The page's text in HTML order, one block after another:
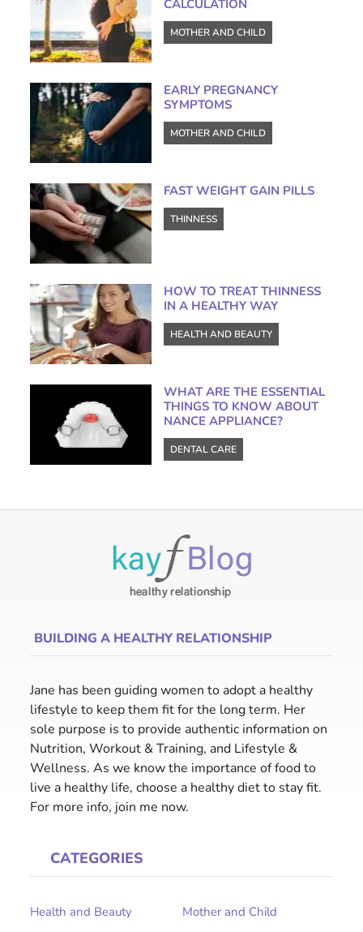
CALCULATION
MOTHER AND CHILD
EARLY PREGNANCY
SYMPTOMS
MOTHER AND CHILD
FAST WEIGHT GAIN PILLS
THINNESS
HOW TO TREAT THINNESS
IN A HEALTHY WAY
HEALTH AND BEAUTY
WHAT ARE THE ESSENTIAL
THINGS TO KNOW ABOUT
NANCE APPLIANCE?
DENTAL CARE
BUILDING A HEALTHY RELATIONSHIP
Jane has been guiding women to adopt a healthy
lifestyle to keep them fit for the long term. Her
sole purpose is to provide authentic information on
Nutrition, Workout & Training, and Lifestyle &
Wellness. As we know the importance of food to
live a healthy life, choose a healthy diet to stay fit.
For more info, join me now.
CATEGORIES
Health and Beauty
Mother and Child